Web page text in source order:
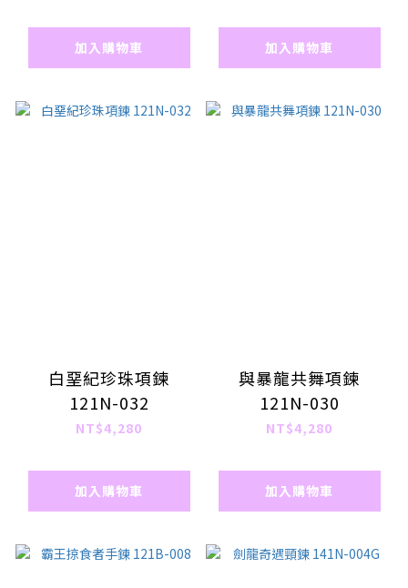
加入購物車 加入購物車
白堊紀珍珠項鍊
121N-032
NT$4,280
加入購物車
與暴龍共舞項鍊
121N-030
NT$4,280
加入購物車